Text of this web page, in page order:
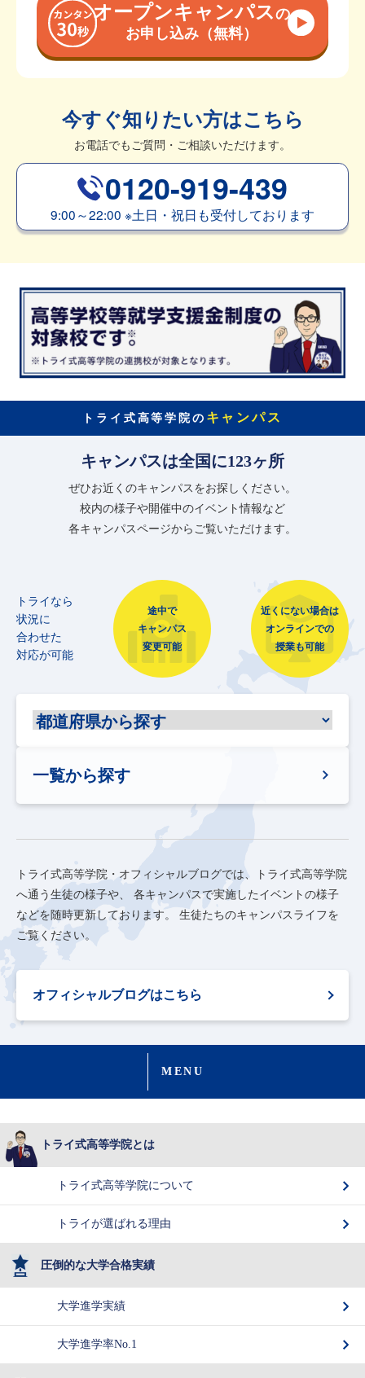
オープンキャンパスの
お申し込み（無料）
今すぐ知りたい方はこちら
お電話でもご質問・ご相談いただけます。
0120-919-439
9:00～22:00 ※土日・祝日も受付しております
トライ式高等学院の キャンパス
キャンパスは全国に123ヶ所
ぜひお近くのキャンパスをお探しください。
校内の様子や開催中のイベント情報など
各キャンパスページからご覧いただけます。
トライなら
状況に
合わせた
対応が可能
途中で
キャンパス
変更可能
近くにない場合は
オンラインでの
授業も可能
一覧から探す
トライ式高等学院・オフィシャルブログでは、トライ式高等学院
へ通う生徒の様子や、
各キャンパスで実施したイベントの様子
などを随時更新しております。
生徒たちのキャンパスライフを
ご覧ください。
オフィシャルブログはこちら
MENU
トライ式高等学院とは
トライ式高等学院について
トライが選ばれる理由
圧倒的な大学合格実績
大学進学実績
大学進学率No.1